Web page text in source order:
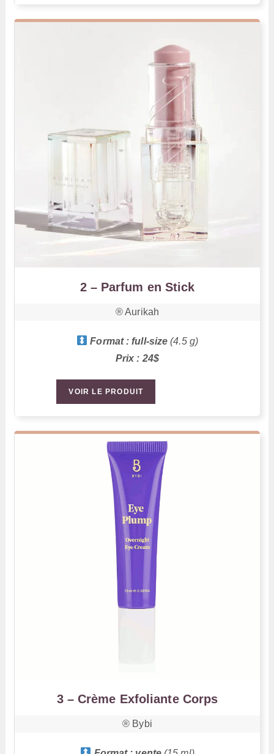
2 – Parfum en Stick
®️ Aurikah
Format : full-size(4.5 g)
Prix : 24$
VOIR LE PRODUIT
3 – Crème Exfoliante Corps
®️ Bybi